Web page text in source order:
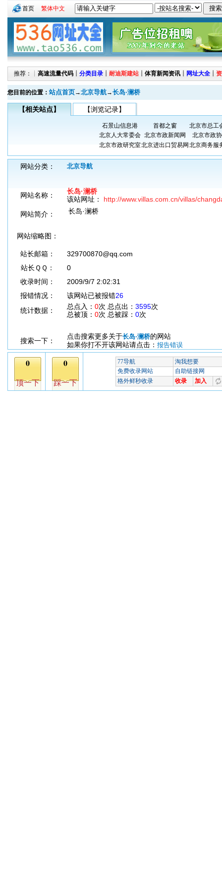
首页 繁体中文
推荐：┊ 高速流量代码 ┊ 分类目录 ┊ 耐迪斯建站 ┊ 体育新闻资讯 ┊ 网址大全 ┊
您目前的位置： 站点首页→北京导航→长岛·澜桥
【相关站点】 【浏览记录】
石景山信息港 首都之窗
北京市总工
北京人大常委会 北京市政新闻网
北京市政协
北京市政研究室北京进出口贸易网 北京商务服
网站分类： 北京导航
网站名称：
长岛·澜桥
该站网址： http://www.villas.com.cn/villas/
网站简介：
长岛·澜桥
网站缩略图：
站长邮箱：
329700870@qq.com
站长ＱＱ：
0
收录时间：
2009/9/7 2:02:31
报错情况：
该网站已被报错26
统计数据：
总点入： 0次 总点出： 3595次
总被顶： 0次 总被踩： 0次
搜索一下：
点击搜索更多关于长岛·澜桥的网站
如果你打不开该网站请点击： 报告错误